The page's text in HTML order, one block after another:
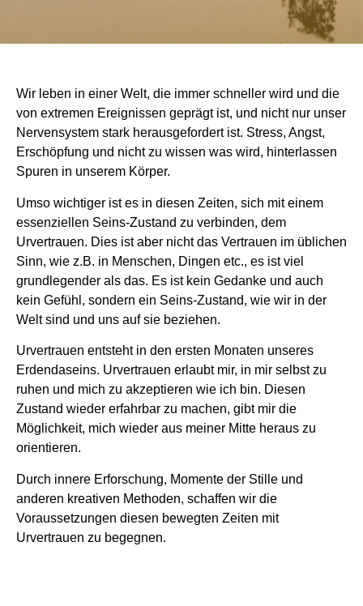
Wir leben in einer Welt, die immer schneller wird und die
von extremen Ereignissen geprägt ist, und nicht nur unser
Nervensystem stark herausgefordert ist. Stress, Angst,
Erschöpfung und nicht zu wissen was wird, hinterlassen
Spuren in unserem Körper.
Umso wichtiger ist es in diesen Zeiten, sich mit einem
essenziellen Seins-Zustand zu verbinden, dem
Urvertrauen. Dies ist aber nicht das Vertrauen im üblichen
Sinn, wie z.B. in Menschen, Dingen etc., es ist viel
grundlegender als das. Es ist kein Gedanke und auch
kein Gefühl, sondern ein Seins-Zustand, wie wir in der
Welt sind und uns auf sie beziehen.
Urvertrauen entsteht in den ersten Monaten unseres
Erdendaseins. Urvertrauen erlaubt mir, in mir selbst zu
ruhen und mich zu akzeptieren wie ich bin. Diesen
Zustand wieder erfahrbar zu machen, gibt mir die
Möglichkeit, mich wieder aus meiner Mitte heraus zu
orientieren.
Durch innere Erforschung, Momente der Stille und
anderen kreativen Methoden, schaffen wir die
Voraussetzungen diesen bewegten Zeiten mit
Urvertrauen zu begegnen.